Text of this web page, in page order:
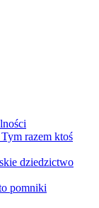
razem ktoś
dziedzictwo
pomniki